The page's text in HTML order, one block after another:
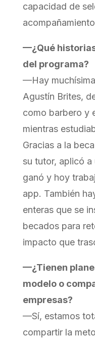
capacidad de
—¿Qué
del programa?
—Hay
Agustín Brites,
como barbero y
mientras
Gracias a la
su tutor, aplicó a
ganó y hoy
app. También
enteras que se
becados para
impacto que
—¿Tienen
modelo o
empresas?
—Sí, estamos
compartir la